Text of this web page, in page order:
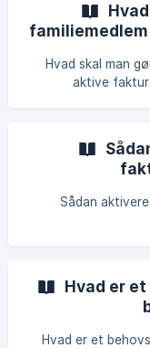
Hvad skal man
aktive
Sådan
Hvad er
Hvad er et